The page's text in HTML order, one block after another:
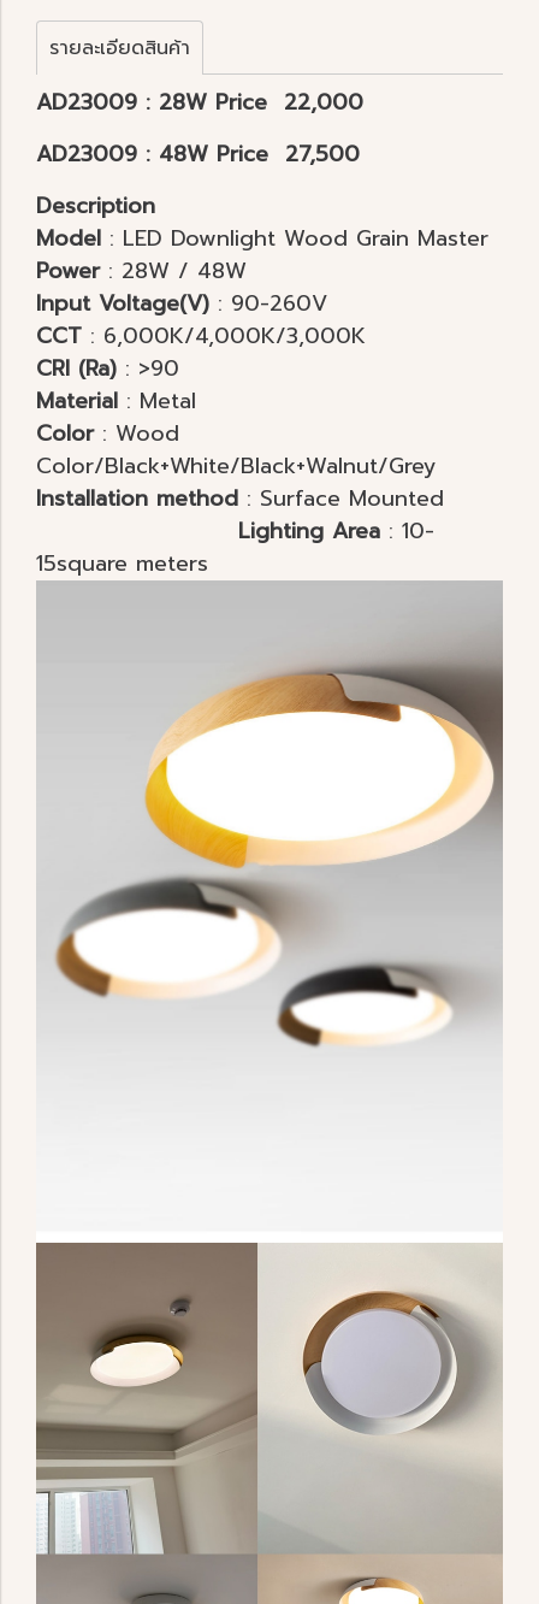
รายละเอียดสินค้า
AD23009 : 28W Price 22,000
AD23009 : 48W Price 27,500
Description
Model : LED Downlight Wood Grain Master
Power: 28W / 48W
Input Voltage(V) : 90-260V
CCT : 6,000K/4,000K/3,000K
CRI (Ra) : >90
Material : Metal
Color : Wood
Color/Black+White/Black+Walnut/Grey
Installation method : Surface Mounted
Lighting Area : 10-
15square meters